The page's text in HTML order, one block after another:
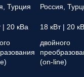
Турция
Россия,
| 20 кВа 18 кВт | 20
двойного
(on-line)